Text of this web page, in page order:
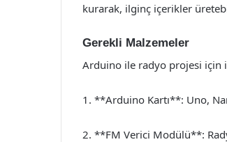
kurarak, ilginç içerikler
Gerekli Malzemeler
Arduino ile radyo projesi için
1. **Arduino Kartı**: Uno,
2. **FM Verici Modülü**: